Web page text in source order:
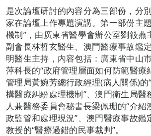
是次論壇研討的內容分為三部份，分
家在論壇上作專題演講。第一部份主
機制”，由廣東省醫學會辦公室劉筱燕
副會長林哲玄醫生、澳門醫療事故鑑
明醫生主持，內容包括：廣東省中山
萍科長的“政府管理層面如何防範醫療
管理局黃婉芳總行政經理(病人關係)的
構醫療糾紛處理機制”、澳門衛生局醫
人兼醫務委員會秘書長梁佩珊的“介紹
政監管和處理現況”、澳門醫療事故鑑
教授的“醫療過錯的民事裁判”。